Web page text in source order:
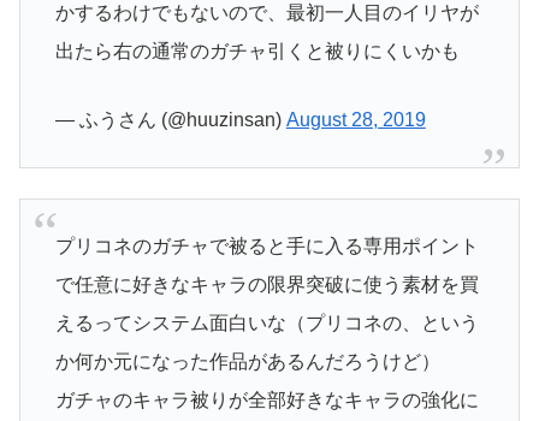
かするわけでもないので、最初一人目のイリヤが
出たら右の通常のガチャ引くと被りにくいかも
— ふうさん (@huuzinsan) August 28, 2019
プリコネのガチャで被ると手に入る専用ポイント
で任意に好きなキャラの限界突破に使う素材を買
えるってシステム面白いな（プリコネの、という
か何か元になった作品があるんだろうけど）
ガチャのキャラ被りが全部好きなキャラの強化に